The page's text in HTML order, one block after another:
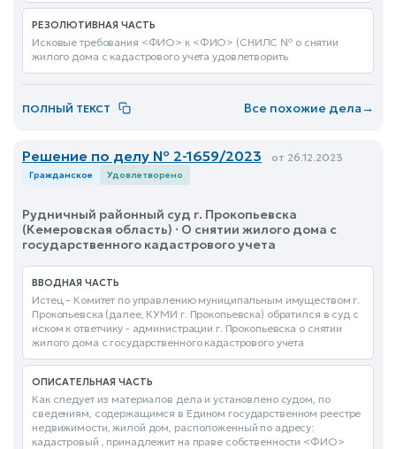
РЕЗОЛЮТИВНАЯ ЧАСТЬ
Исковые требования <ФИО> к <ФИО> (СНИЛС № о снятии
жилого дома с кадастрового учета удовлетворить
ПОЛНЫЙ ТЕКСТ Все похожие дела→
Решение по делу № 2-1659/2023 от 26.12.2023
Гражданское Удовлетворено
Рудничный районный суд г. Прокопьевска
(Кемеровская область) · О снятии жилого дома с
государственного кадастрового учета
ВВОДНАЯ ЧАСТЬ
Истец – Комитет по управлению муниципальным имуществом г.
Прокопьевска (далее, КУМИ г. Прокопьевска) обратился в суд с
иском к ответчику - администрации г. Прокопьевска о снятии
жилого дома с государственного кадастрового учета
ОПИСАТЕЛЬНАЯ ЧАСТЬ
Как следует из материалов дела и установлено судом, по
сведениям, содержащимся в Едином государственном реестре
недвижимости, жилой дом, расположенный по адресу:
кадастровый , принадлежит на праве собственности <ФИО>